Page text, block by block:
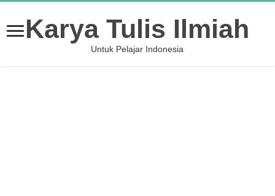
Karya Tulis Ilmiah
Untuk Pelajar Indonesia